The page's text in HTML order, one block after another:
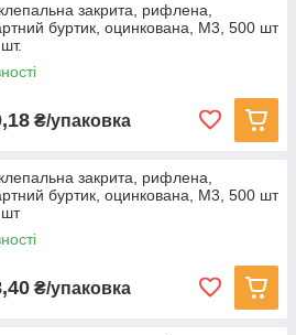
закрита, рифлена,
буртик, оцинкована, M3, 500 шт
₴/упаковка
закрита, рифлена,
буртик, оцинкована, M3, 500 шт
₴/упаковка